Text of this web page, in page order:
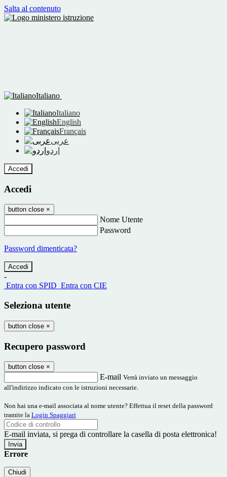
Salta al contenuto
Italiano
Italiano
English
Français
عربى
اردو
Accedi
Accedi
button close ×
Nome Utente
Password
Password dimenticata?
-
Entra con SPID Entra con CIE
Seleziona utente
button close ×
Recupero password
button close ×
E-mail Verrà inviato un messaggio
all'indirizzo indicato con le istruzioni necessarie.
Non hai una e-mail associata al nome utente? Effettua il reset della password
tramite la Login Spaggiari
E-mail inviata, si prega di controllare la casella di posta elettronica!
Errore
Chiudi